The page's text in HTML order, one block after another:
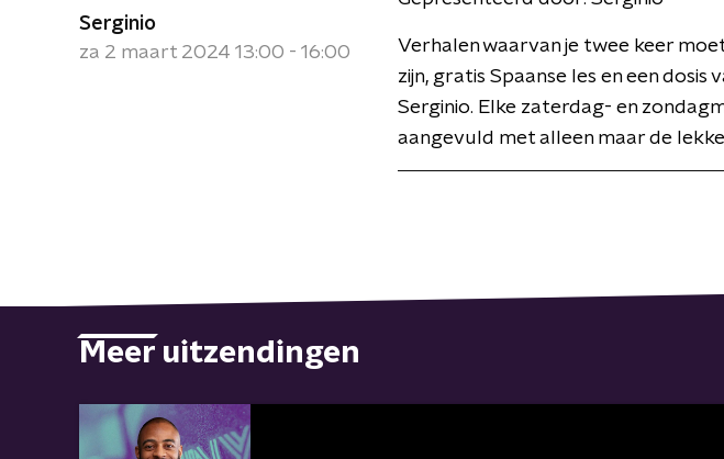
Serginio
za 2 maart 2024 13:00 - 16:00
Verhalen waarvan je twee keer
zijn, gratis Spaanse les en een
Serginio. Elke zaterdag- en
aangevuld met alleen maar de
Meer uitzendingen